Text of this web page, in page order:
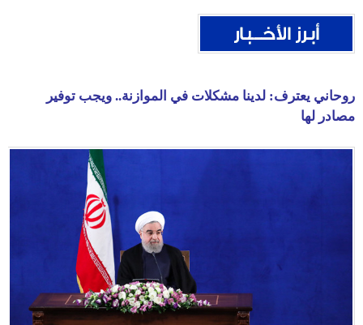
روحاني يعترف: لدينا مشكلات في الموازنة.. ويجب توفير
مصادر لها